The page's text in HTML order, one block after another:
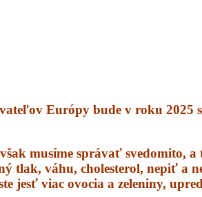
Európy bude v roku
musíme správať svedomito,
váhu, cholesterol, nepiť a
viac ovocia a zeleniny,